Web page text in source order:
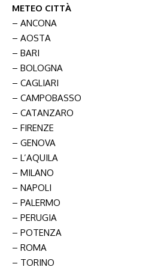
METEO CITTÀ
– ANCONA
– AOSTA
– BARI
– BOLOGNA
– CAGLIARI
– CAMPOBASSO
– CATANZARO
– FIRENZE
– GENOVA
– L’AQUILA
– MILANO
– NAPOLI
– PALERMO
– PERUGIA
– POTENZA
– ROMA
– TORINO